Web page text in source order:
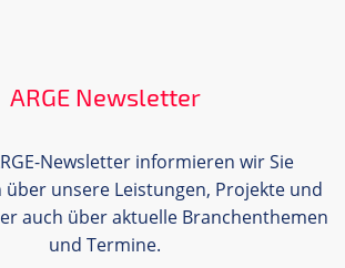
ARGE Newsletter
Newsletter informieren wir Sie
unsere Leistungen, Projekte und
auch über aktuelle Branchenthemen
und Termine.